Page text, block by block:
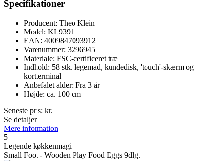
Specifikationer
Producent: Theo Klein
Model: KL9391
EAN: 4009847093912
Varenummer: 3296945
Materiale: FSC-certificeret træ
Indhold: 58 stk. legemad, kundedisk, 'touch'-skærm og
kortterminal
Anbefalet alder: Fra 3 år
Højde: ca. 100 cm
Seneste pris: kr.
Se detaljer
Mere information
5
Legende køkkenmagi
Small Foot - Wooden Play Food Eggs 9dlg.